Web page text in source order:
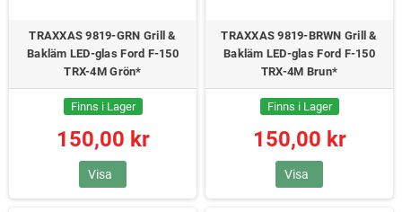
TRAXXAS 9819-GRN Grill &
Bakläm LED-glas Ford F-150
TRX-4M Grön*
Finns i Lager
150,00 kr
Visa
TRAXXAS 9819-BRWN Grill &
Bakläm LED-glas Ford F-150
TRX-4M Brun*
Finns i Lager
150,00 kr
Visa